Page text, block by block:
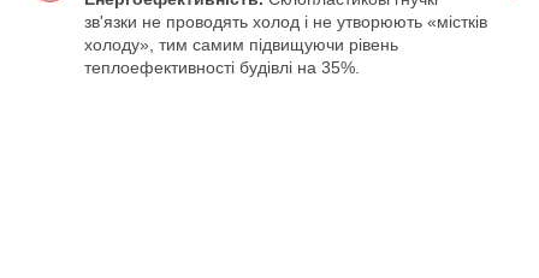
зв'язки не проводять холод і не утворюють «містків
холоду», тим самим підвищуючи рівень
теплоефективності будівлі на 35%.